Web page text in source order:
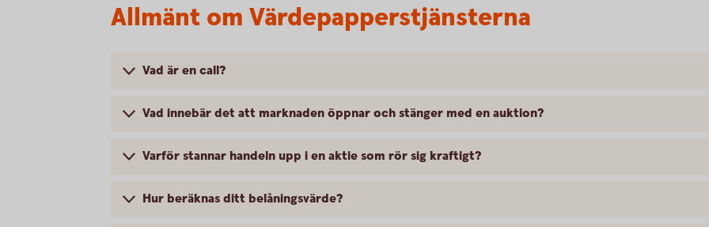
Allmänt om Värdepapperstjänsterna
Vad är en call?
Vad innebär det att marknaden öppnar och stänger med en auktion?
Varför stannar handeln upp i en aktie som rör sig kraftigt?
Hur beräknas ditt belåningsvärde?